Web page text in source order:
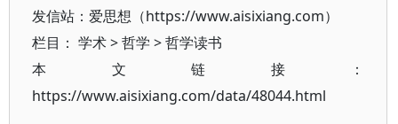
发信站：爱思想（https://www.aisixiang.com）
栏目： 学术>哲学 >哲学读书
本文链接：
https://www.aisixiang.com/data/48044.html